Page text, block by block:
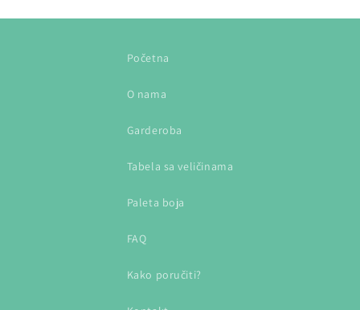
Početna
O nama
Garderoba
Tabela sa veličinama
Paleta boja
FAQ
Kako poručiti?